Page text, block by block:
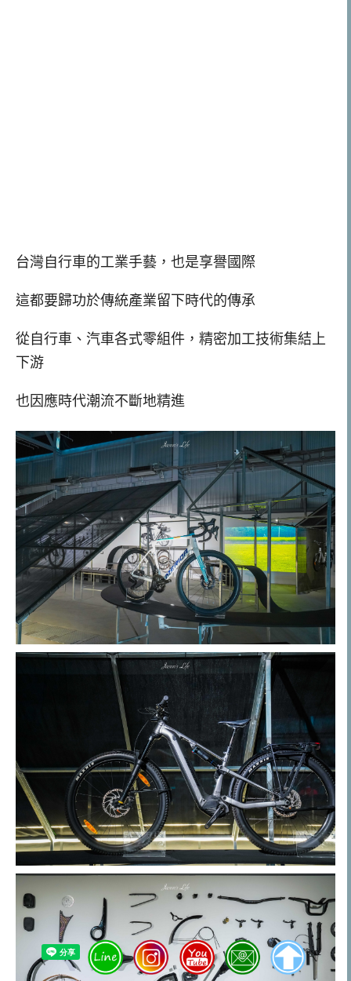
台灣自行車的工業手藝，也是享譽國際
這都要歸功於傳統產業留下時代的傳承
從自行車、汽車各式零組件，精密加工技術集結上
下游
也因應時代潮流不斷地精進